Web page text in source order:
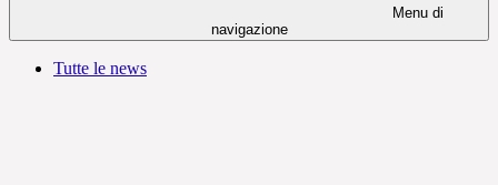
Menu di
navigazione
Tutte le news